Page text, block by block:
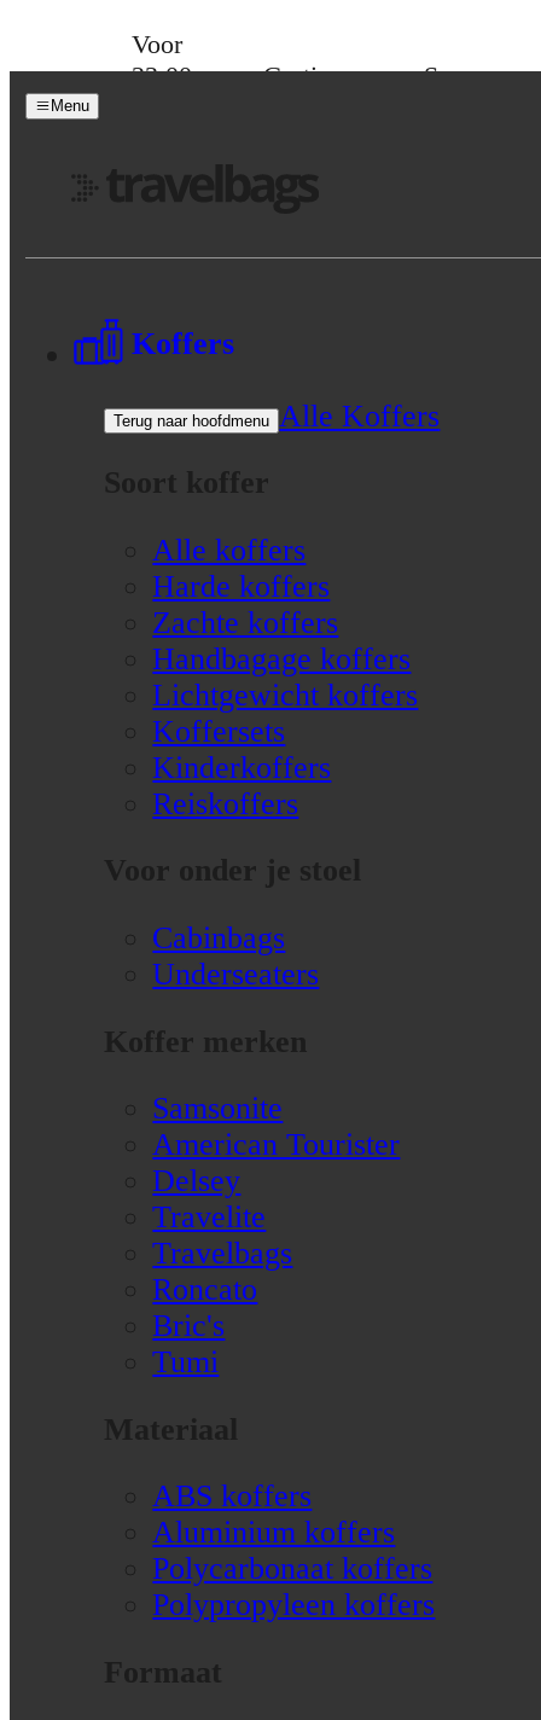
Voor
23:00
Gratis
Spaar
Menu
Koffers
Terug naar hoofdmenu
Alle Koffers
Soort koffer
Alle koffers
Harde koffers
Zachte koffers
Handbagage koffers
Lichtgewicht koffers
Koffersets
Kinderkoffers
Reiskoffers
Voor onder je stoel
Cabinbags
Underseaters
Koffer merken
Samsonite
American Tourister
Delsey
Travelite
Travelbags
Roncato
Bric's
Tumi
Materiaal
ABS koffers
Aluminium koffers
Polycarbonaat koffers
Polypropyleen koffers
Formaat